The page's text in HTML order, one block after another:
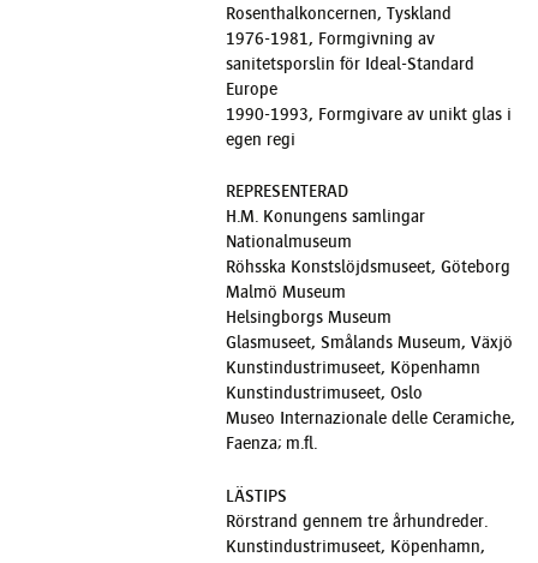
Rosenthalkoncernen, Tyskland
1976-1981, Formgivning av
sanitetsporslin för Ideal-Standard
Europe
1990-1993, Formgivare av unikt glas i
egen regi
REPRESENTERAD
H.M. Konungens samlingar
Nationalmuseum
Röhsska Konstslöjdsmuseet, Göteborg
Malmö Museum
Helsingborgs Museum
Glasmuseet, Smålands Museum, Växjö
Kunstindustrimuseet, Köpenhamn
Kunstindustrimuseet, Oslo
Museo Internazionale delle Ceramiche,
Faenza; m.fl.
LÄSTIPS
Rörstrand gennem tre århundreder.
Kunstindustrimuseet, Köpenhamn,